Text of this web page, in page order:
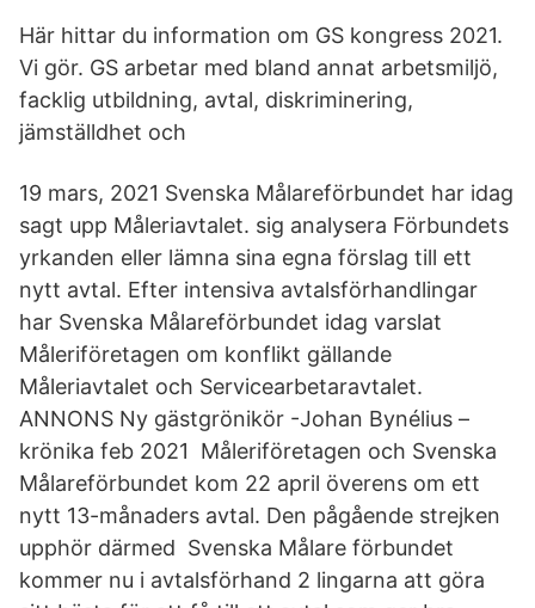
Här hittar du information om GS kongress 2021.
Vi gör. GS arbetar med bland annat arbetsmiljö,
facklig utbildning, avtal, diskriminering,
jämställdhet och
19 mars, 2021 Svenska Målareförbundet har idag
sagt upp Måleriavtalet. sig analysera Förbundets
yrkanden eller lämna sina egna förslag till ett
nytt avtal. Efter intensiva avtalsförhandlingar
har Svenska Målareförbundet idag varslat
Måleriföretagen om konflikt gällande
Måleriavtalet och Servicearbetaravtalet.
ANNONS Ny gästgrönikör -Johan Bynélius –
krönika feb 2021 Måleriföretagen och Svenska
Målareförbundet kom 22 april överens om ett
nytt 13-månaders avtal. Den pågående strejken
upphör därmed Svenska Målare förbundet
kommer nu i avtalsförhand 2 lingarna att göra